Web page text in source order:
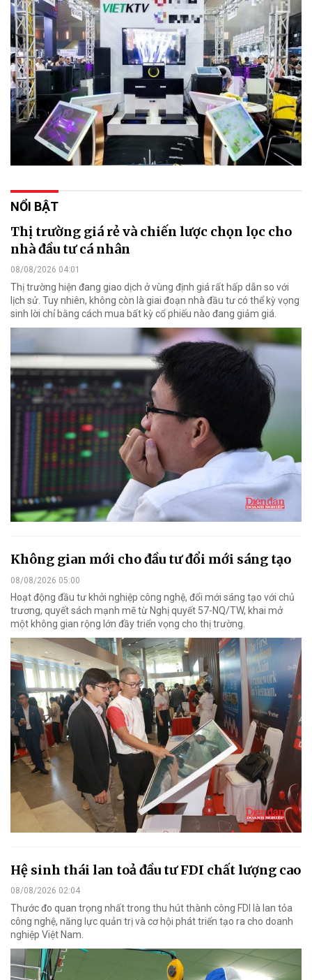
NỔI BẬT
Thị trường giá rẻ và chiến lược chọn lọc cho
nhà đầu tư cá nhân
08/08/2026 04:01
Thị trường hiện đang giao dịch ở vùng định giá rất hấp dẫn so với
lịch sử. Tuy nhiên, không còn là giai đoạn nhà đầu tư có thể kỳ vọng
sinh lời chỉ bằng cách mua bất kỳ cổ phiếu nào đang giảm giá.
Không gian mới cho đầu tư đổi mới sáng tạo
08/08/2026 05:00
Hoạt động đầu tư khởi nghiệp công nghệ, đổi mới sáng tạo với chủ
trương, quyết sách mạnh mẽ từ Nghị quyết 57-NQ/TW, khai mở
một không gian rộng lớn đầy triển vọng cho thị trường.
Hệ sinh thái lan toả đầu tư FDI chất lượng cao
08/08/2026 02:04
Thước đo quan trọng nhất trong thu hút thành công FDI là lan tỏa
công nghệ, năng lực quản trị và cơ hội phát triển tạo ra cho doanh
nghiệp Việt Nam.